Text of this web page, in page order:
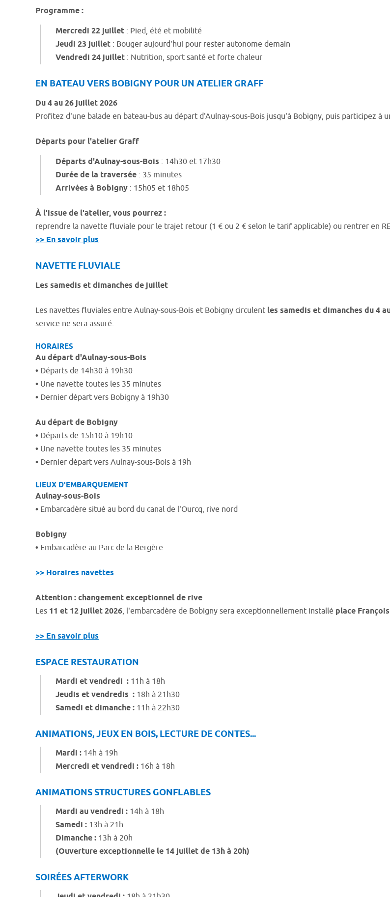
Programme :
Mercredi 22 juillet : Pied, été et mobilité
Jeudi 23 juillet : Bouger aujourd'hui pour rester autonome demain
Vendredi 24 juillet : Nutrition, sport santé et forte chaleur
EN BATEAU VERS BOBIGNY POUR UN ATELIER GRAFF
Du 4 au 26 juillet 2026
Profitez d'une balade en bateau-bus au départ d'Aulnay-sous-Bois jusqu'à Bobigny, puis participez à
Départs pour l'atelier Graff
Départs d'Aulnay-sous-Bois : 14h30 et 17h30
Durée de la traversée : 35 minutes
Arrivées à Bobigny : 15h05 et 18h05
À l'issue de l'atelier, vous pourrez :
reprendre la navette fluviale pour le trajet retour (1 € ou 2 € selon le tarif applicable) ou rentrer en
>> En savoir plus
NAVETTE FLUVIALE
Les samedis et dimanches de juillet
Les navettes fluviales entre Aulnay-sous-Bois et Bobigny circulent les samedis et dimanches du 4
service ne sera assuré.
HORAIRES
Au départ d'Aulnay-sous-Bois
• Départs de 14h30 à 19h30
• Une navette toutes les 35 minutes
• Dernier départ vers Bobigny à 19h30
Au départ de Bobigny
• Départs de 15h10 à 19h10
• Une navette toutes les 35 minutes
• Dernier départ vers Aulnay-sous-Bois à 19h
LIEUX D'EMBARQUEMENT
Aulnay-sous-Bois
• Embarcadère situé au bord du canal de l'Ourcq, rive nord
Bobigny
• Embarcadère au Parc de la Bergère
>> Horaires navettes
Attention : changement exceptionnel de rive
Les 11 et 12 juillet 2026, l'embarcadère de Bobigny sera exceptionnellement installé place
>> En savoir plus
ESPACE RESTAURATION
Mardi et vendredi : 11h à 18h
Jeudis et vendredis : 18h à 21h30
Samedi et dimanche : 11h à 22h30
ANIMATIONS, JEUX EN BOIS, LECTURE DE CONTES...
Mardi : 14h à 19h
Mercredi et vendredi : 16h à 18h
ANIMATIONS STRUCTURES GONFLABLES
Mardi au vendredi : 14h à 18h
Samedi : 13h à 21h
Dimanche : 13h à 20h
(Ouverture exceptionnelle le 14 juillet de 13h à 20h)
SOIRÉES AFTERWORK